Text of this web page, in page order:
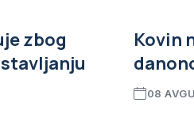
zbog
Kovin
08